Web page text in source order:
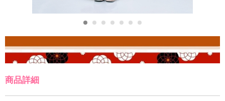
商品詳細